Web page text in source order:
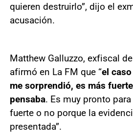
quieren destruirlo”, dijo el
acusación.
Matthew Galluzzo, exfiscal
afirmó en La FM que “el
me sorprendió, es más
pensaba. Es muy pronto
fuerte o no porque la
presentada”.